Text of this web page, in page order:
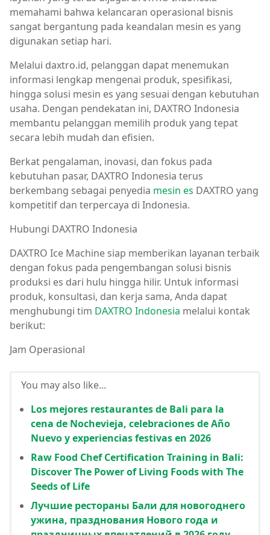
memahami bahwa kelancaran operasional bisnis
sangat bergantung pada keandalan mesin es yang
digunakan setiap hari.
Melalui daxtro.id, pelanggan dapat menemukan
informasi lengkap mengenai produk, spesifikasi,
hingga solusi mesin es yang sesuai dengan kebutuhan
usaha. Dengan pendekatan ini, DAXTRO Indonesia
membantu pelanggan memilih produk yang tepat
secara lebih mudah dan efisien.
Berkat pengalaman, inovasi, dan fokus pada
kebutuhan pasar, DAXTRO Indonesia terus
berkembang sebagai penyedia mesin es DAXTRO yang
kompetitif dan terpercaya di Indonesia.
Hubungi DAXTRO Indonesia
DAXTRO Ice Machine siap memberikan layanan terbaik
dengan fokus pada pengembangan solusi bisnis
produksi es dari hulu hingga hilir. Untuk informasi
produk, konsultasi, dan kerja sama, Anda dapat
menghubungi tim DAXTRO Indonesia melalui kontak
berikut:
Jam Operasional
You may also like...
Los mejores restaurantes de Bali para la
cena de Nochevieja, celebraciones de Año
Nuevo y experiencias festivas en 2026
Raw Food Chef Certification Training in Bali:
Discover The Power of Living Foods with The
Seeds of Life
Лучшие рестораны Бали для новогоднего
ужина, празднования Нового года и